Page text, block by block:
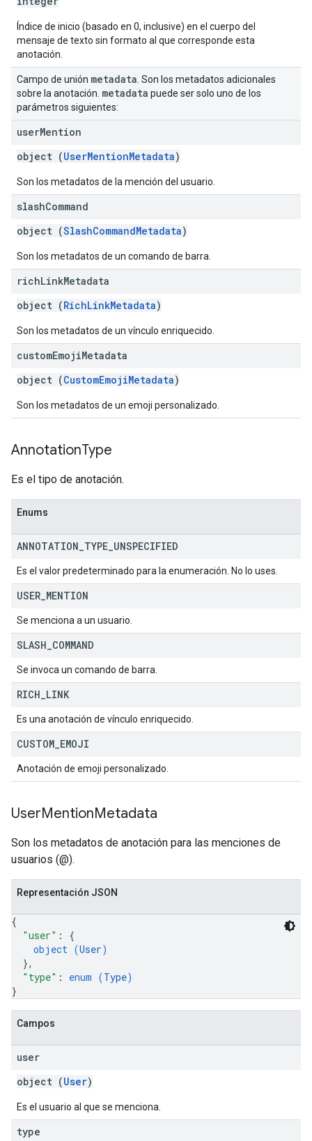
Índice de inicio (basado en 0, inclusive) en el cuerpo del
mensaje de texto sin formato al que corresponde esta
anotación.
Campo de unión metadata . Son los metadatos adicionales
sobre la anotación. metadata puede ser solo uno de los
parámetros siguientes:
userMention
object (UserMentionMetadata)
Son los metadatos de la mención del usuario.
slashCommand
object (SlashCommandMetadata)
Son los metadatos de un comando de barra.
richLinkMetadata
object (RichLinkMetadata)
Son los metadatos de un vínculo enriquecido.
customEmojiMetadata
object (CustomEmojiMetadata)
Son los metadatos de un emoji personalizado.
AnnotationType
Es el tipo de anotación.
Enums
ANNOTATION TYPE UNSPECIFIED
Es el valor predeterminado para la enumeración. No lo uses.
USER MENTION
Se menciona a un usuario.
SLASH COMMAND
Se invoca un comando de barra.
RICH LINK
Es una anotación de vínculo enriquecido.
CUSTOM EMOJI
Anotación de emoji personalizado.
UserMentionMetadata
Son los metadatos de anotación para las menciones de
usuarios (@).
Representación JSON
{
"user" : {
object (User)
},
"type" : enum (Type)
}
Campos
user
object (User)
Es el usuario al que se menciona.
type